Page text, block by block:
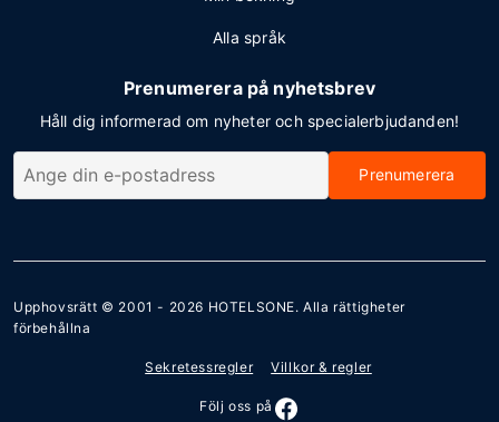
Alla språk
Prenumerera på nyhetsbrev
Håll dig informerad om nyheter och specialerbjudanden!
Prenumerera
Upphovsrätt © 2001 - 2026 HOTELSONE. Alla rättigheter
förbehållna
Sekretessregler Villkor & regler
Följ oss på